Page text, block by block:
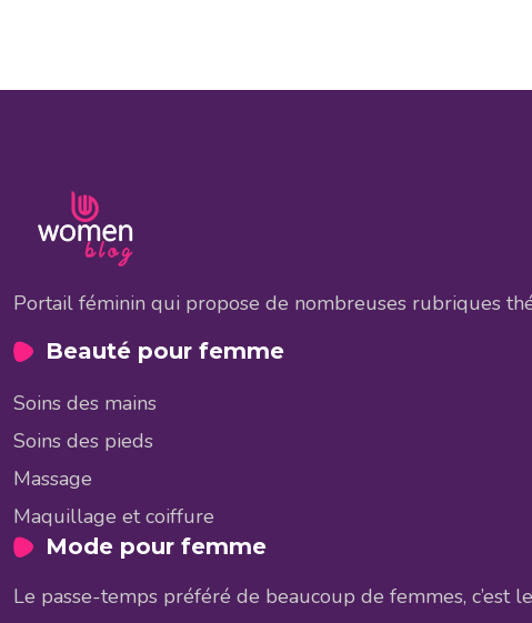
Portail féminin qui propose de nombreuses rubriques
Beauté pour femme
Soins des mains
Soins des pieds
Massage
Maquillage et coiffure
Mode pour femme
Le passe-temps préféré de beaucoup de femmes, c’est